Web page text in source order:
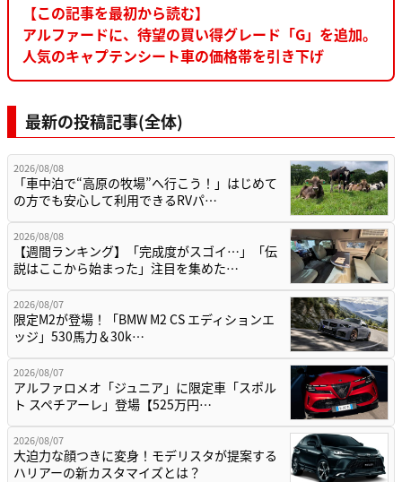
【この記事を最初から読む】
アルファードに、待望の買い得グレード「G」を追加。
人気のキャプテンシート車の価格帯を引き下げ
最新の投稿記事(全体)
2026/08/08
「車中泊で“高原の牧場”へ行こう！」はじめて
の方でも安心して利用できるRVパ…
2026/08/08
【週間ランキング】「完成度がスゴイ…」「伝
説はここから始まった」注目を集めた…
2026/08/07
限定M2が登場！「BMW M2 CS エディションエ
ッジ」530馬力＆30k…
2026/08/07
アルファロメオ「ジュニア」に限定車「スポル
ト スペチアーレ」登場【525万円…
2026/08/07
大迫力な顔つきに変身！モデリスタが提案する
ハリアーの新カスタマイズとは？